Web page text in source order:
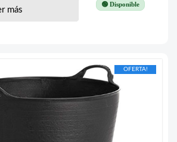
🟢 Disponible
más
OFERTA!